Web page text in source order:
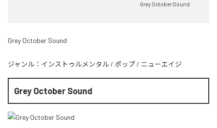
Grey October Sound
Grey October Sound
ジャンル： インストゥルメンタル / ポップ / ニューエイジ
Grey October Sound